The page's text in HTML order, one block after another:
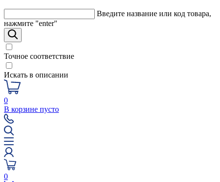
Введите название или код товара,
нажмите "enter"
Точное соответствие
Искать в описании
0
В корзине пусто
0